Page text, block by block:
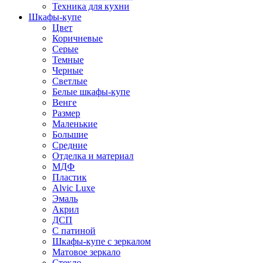
Техника для кухни
Шкафы-купе
Цвет
Коричневые
Серые
Темные
Черные
Светлые
Белые шкафы-купе
Венге
Размер
Маленькие
Большие
Средние
Отделка и материал
МДФ
Пластик
Alvic Luxe
Эмаль
Акрил
ДСП
С патиной
Шкафы-купе с зеркалом
Матовое зеркало